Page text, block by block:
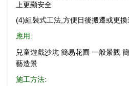
上更顯安全
(4)組裝式工法,方便日後搬遷或更換
應用:
兒童遊戲沙坑 簡易花圃 一般景觀
藝造景
施工方法: